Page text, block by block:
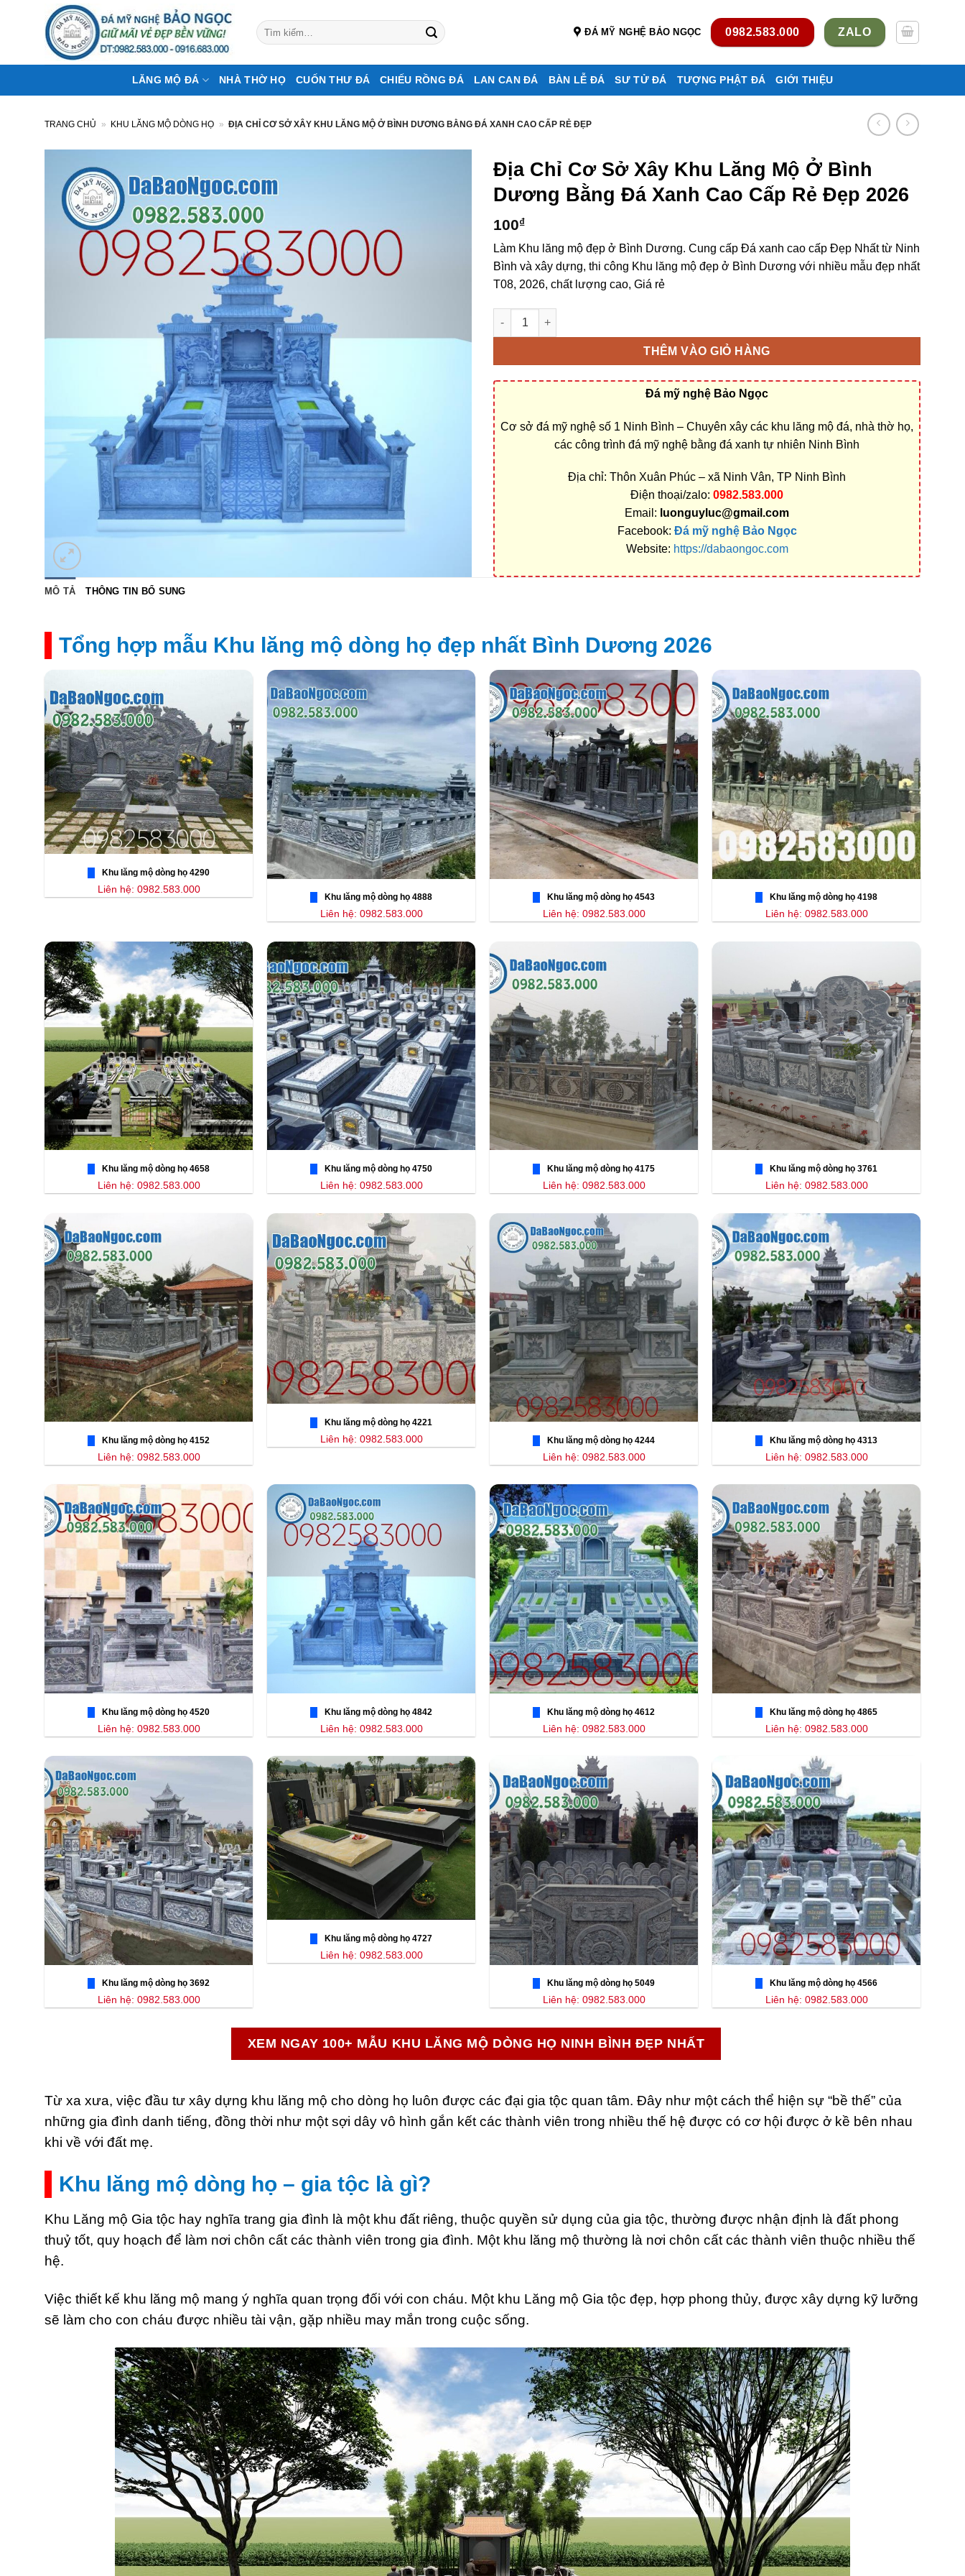
dung
Tìm
kiếm:
ĐÁ MỸ NGHỆ BẢO NGỌC 0982.583.000 ZALO
LĂNG MỘ ĐÁ NHÀ THỜ HỌ CUỐN THƯ ĐÁ CHIẾU RỒNG ĐÁ LAN CAN ĐÁ BÀN LỄ ĐÁ SƯ TỬ ĐÁ TƯỢNG PHẬT ĐÁ GIỚI THIỆU
TRANG CHỦ » KHU LĂNG MỘ DÒNG HỌ » ĐỊA CHỈ CƠ SỞ XÂY KHU LĂNG MỘ Ở BÌNH DƯƠNG BẰNG ĐÁ XANH CAO CẤP RẺ ĐẸP
Địa Chỉ Cơ Sở Xây Khu Lăng Mộ Ở Bình
Dương Bằng Đá Xanh Cao Cấp Rẻ Đẹp 2026
100₫
Làm Khu lăng mộ đẹp ở Bình Dương. Cung cấp Đá xanh cao cấp Đẹp Nhất từ Ninh
Bình và xây dựng, thi công Khu lăng mộ đẹp ở Bình Dương với nhiều mẫu đẹp nhất
T08, 2026, chất lượng cao, Giá rẻ
Địa chỉ cơ sở xây Khu lăng mộ ở Bình Dương bằng Đá xanh cao cấp rẻ đẹp số lượng
THÊM VÀO GIỎ HÀNG
Đá mỹ nghệ Bảo Ngọc
Cơ sở đá mỹ nghệ số 1 Ninh Bình – Chuyên xây các khu lăng mộ đá, nhà thờ họ,
các công trình đá mỹ nghệ bằng đá xanh tự nhiên Ninh Bình
Địa chỉ: Thôn Xuân Phúc – xã Ninh Vân, TP Ninh Bình
Điện thoại/zalo: 0982.583.000
Email: luonguyluc@gmail.com
Facebook: Đá mỹ nghệ Bảo Ngọc
Website: https://dabaongoc.com
MÔ TẢ THÔNG TIN BỔ SUNG
Tổng hợp mẫu Khu lăng mộ dòng họ đẹp nhất Bình Dương 2026
Khu lăng mộ dòng họ 4290
Liên hệ: 0982.583.000
Khu lăng mộ dòng họ 4888
Liên hệ: 0982.583.000
Khu lăng mộ dòng họ 4543
Liên hệ: 0982.583.000
Khu lăng mộ dòng họ 4198
Liên hệ: 0982.583.000
Khu lăng mộ dòng họ 4658
Liên hệ: 0982.583.000
Khu lăng mộ dòng họ 4750
Liên hệ: 0982.583.000
Khu lăng mộ dòng họ 4175
Liên hệ: 0982.583.000
Khu lăng mộ dòng họ 3761
Liên hệ: 0982.583.000
Khu lăng mộ dòng họ 4152
Liên hệ: 0982.583.000
Khu lăng mộ dòng họ 4221
Liên hệ: 0982.583.000 Khu lăng mộ dòng họ 4244
Liên hệ: 0982.583.000
Khu lăng mộ dòng họ 4313
Liên hệ: 0982.583.000
Khu lăng mộ dòng họ 4520
Liên hệ: 0982.583.000
Khu lăng mộ dòng họ 4842
Liên hệ: 0982.583.000
Khu lăng mộ dòng họ 4612
Liên hệ: 0982.583.000
Khu lăng mộ dòng họ 4865
Liên hệ: 0982.583.000
Khu lăng mộ dòng họ 3692
Liên hệ: 0982.583.000
Khu lăng mộ dòng họ 4727
Liên hệ: 0982.583.000
Khu lăng mộ dòng họ 5049
Liên hệ: 0982.583.000
Khu lăng mộ dòng họ 4566
Liên hệ: 0982.583.000
XEM NGAY 100+ MẪU KHU LĂNG MỘ DÒNG HỌ NINH BÌNH ĐẸP NHẤT
Từ xa xưa, việc đầu tư xây dựng khu lăng mộ cho dòng họ luôn được các đại gia tộc quan tâm. Đây như một cách thể hiện sự “bề thế” của
những gia đình danh tiếng, đồng thời như một sợi dây vô hình gắn kết các thành viên trong nhiều thế hệ được có cơ hội được ở kề bên nhau
khi về với đất mẹ.
Khu lăng mộ dòng họ – gia tộc là gì?
Khu Lăng mộ Gia tộc hay nghĩa trang gia đình là một khu đất riêng, thuộc quyền sử dụng của gia tộc, thường được nhận định là đất phong
thuỷ tốt, quy hoạch để làm nơi chôn cất các thành viên trong gia đình. Một khu lăng mộ thường là nơi chôn cất các thành viên thuộc nhiều thế
hệ.
Việc thiết kế khu lăng mộ mang ý nghĩa quan trọng đối với con cháu. Một khu Lăng mộ Gia tộc đẹp, hợp phong thủy, được xây dựng kỹ lưỡng
sẽ làm cho con cháu được nhiều tài vận, gặp nhiều may mắn trong cuộc sống.